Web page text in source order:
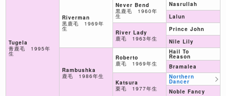
Tugela
青鹿毛 1995年
生
Riverman
黒鹿毛 1969年
生
Rambushka
鹿毛 1986年生
Never Bend
黒鹿毛 1960年
生
River Lady
鹿毛 1963年生
Roberto
鹿毛 1969年生
Katsura
栗毛 1977年生
Nasrullah
Lalun
Prince John
Nile Lily
Hail To
Reason
Bramalea
Northern
Dancer
Noble Fancy